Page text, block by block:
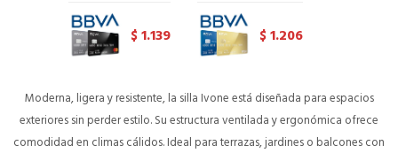
$1.139 $1.206
Moderna, ligera y resistente, la silla Ivone está diseñada para espacios
exteriores sin perder estilo. Su estructura ventilada y ergonómica ofrece
comodidad en climas cálidos. Ideal para terrazas, jardines o balcones con